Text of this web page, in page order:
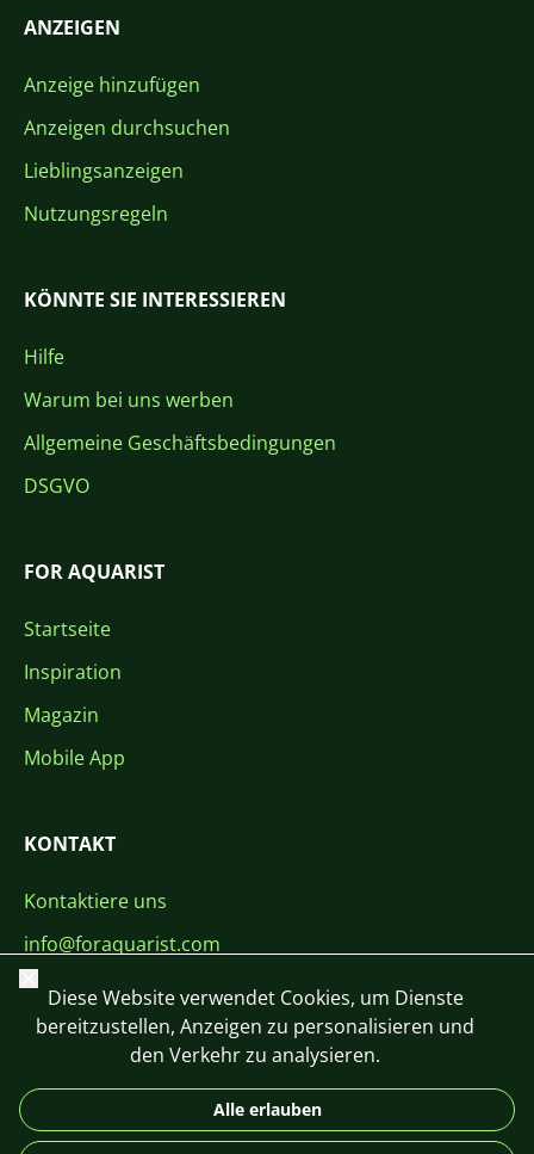
ANZEIGEN
Anzeige hinzufügen
Anzeigen durchsuchen
Lieblingsanzeigen
Nutzungsregeln
KÖNNTE SIE INTERESSIEREN
Hilfe
Warum bei uns werben
Allgemeine Geschäftsbedingungen
DSGVO
FOR AQUARIST
Startseite
Inspiration
Magazin
Mobile App
KONTAKT
Kontaktiere uns
info@foraquarist.com
+420 603 449 602
Schließen
Diese Website verwendet Cookies, um Dienste
bereitzustellen, Anzeigen zu personalisieren und
den Verkehr zu analysieren.
Alle erlauben